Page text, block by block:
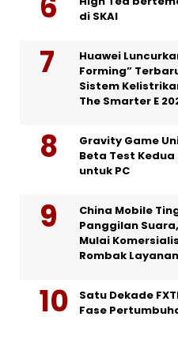
di SKAI
Huawei
Forming”
Sistem
The Smarter E
Gravity Game
Beta Test
untuk PC
China Mobile
Panggilan
Mulai
Rombak
Satu Dekade
Fase